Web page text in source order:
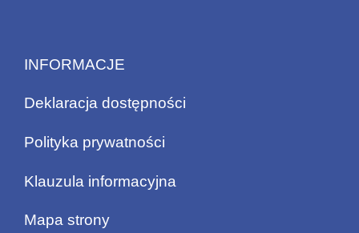
INFORMACJE
Deklaracja dostępności
Polityka prywatności
Klauzula informacyjna
Mapa strony